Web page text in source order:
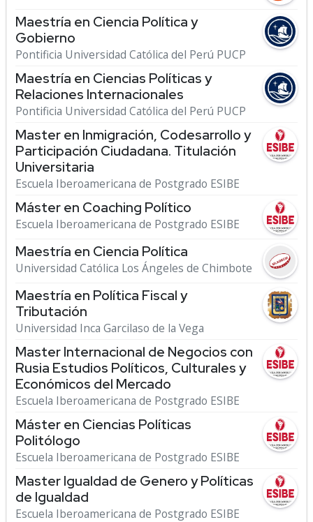
Maestría en Ciencia Política y
Gobierno
Pontificia Universidad Católica del Perú PUCP
Maestría en Ciencias Políticas y
Relaciones Internacionales
Pontificia Universidad Católica del Perú PUCP
Master en Inmigración, Codesarrollo y
Participación Ciudadana. Titulación
Universitaria
Escuela Iberoamericana de Postgrado ESIBE
Máster en Coaching Político
Escuela Iberoamericana de Postgrado ESIBE
Maestría en Ciencia Política
Universidad Católica Los Ángeles de Chimbote
Maestría en Política Fiscal y
Tributación
Universidad Inca Garcilaso de la Vega
Master Internacional de Negocios con
Rusia Estudios Políticos, Culturales y
Económicos del Mercado
Escuela Iberoamericana de Postgrado ESIBE
Máster en Ciencias Políticas
Politólogo
Escuela Iberoamericana de Postgrado ESIBE
Master Igualdad de Genero y Políticas
de Igualdad
Escuela Iberoamericana de Postgrado ESIBE